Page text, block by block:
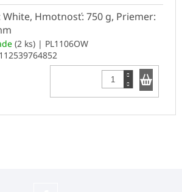
White, Hmotnosť: 750 g, Priemer:
(2 ks) | PL1106OW
Do